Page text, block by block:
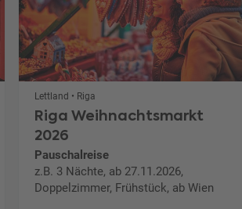
Lettland • Riga
Riga Weihnachtsmarkt
2026
Pauschalreise
z.B. 3 Nächte, ab 27.11.2026,
Doppelzimmer, Frühstück, ab Wien